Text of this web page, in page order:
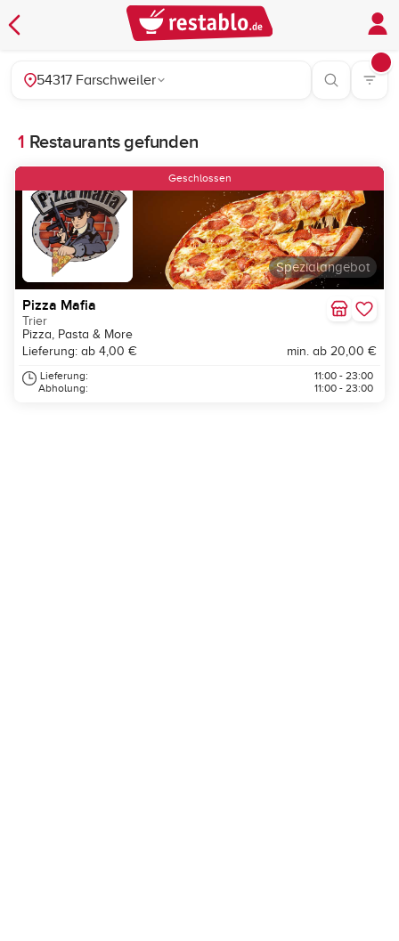
54317 Farschweiler
1 Restaurants gefunden
Spezialangebot
Geschlossen
Pizza Mafia
Trier
Pizza, Pasta & More
Lieferung: ab 4,00 €
min. ab 20,00 €
Lieferung:
Abholung:
11:00 - 23:00
11:00 - 23:00